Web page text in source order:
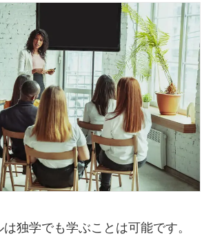
独学でも学ぶことは可能です。